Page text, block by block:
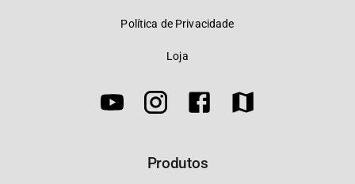
Política de Privacidade
Loja
Produtos